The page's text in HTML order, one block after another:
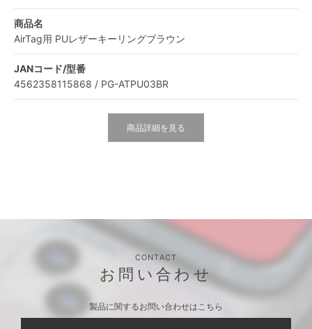
商品名
AirTag用 PUレザーキーリングブラウン
JANコード/型番
4562358115868 / PG-ATPU03BR
商品詳細を見る
CONTACT
お問い合わせ
製品に関するお問い合わせはこちら